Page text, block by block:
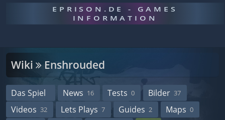
EPRISON.DE - GAMES
INFORMATION
Wiki Enshrouded
Das Spiel News 16 Tests 0 Bilder 37
Videos 32 Lets Plays 7 Guides 2 Maps 0